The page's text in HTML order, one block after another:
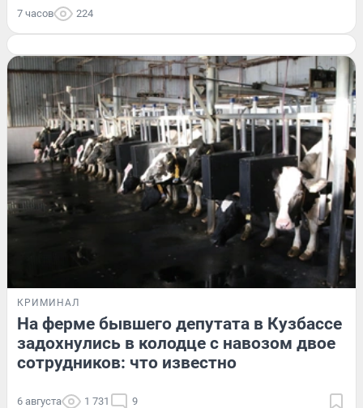
7 часов 224
КРИМИНАЛ
На ферме бывшего депутата в Кузбассе
задохнулись в колодце с навозом двое
сотрудников: что известно
6 августа 1 731 9